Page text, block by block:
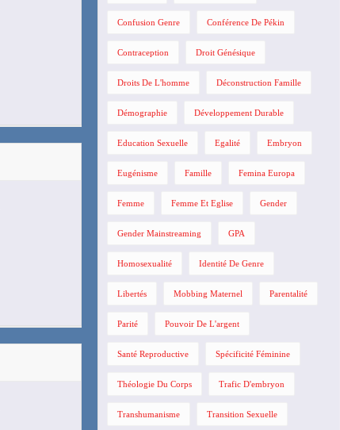
Confusion Genre Conférence De Pékin
Contraception Droit Génésique
Droits De L'homme Déconstruction Famille
Démographie Développement Durable
Education Sexuelle Egalité Embryon
Eugénisme Famille Femina Europa
Femme Femme Et Eglise Gender
Gender Mainstreaming GPA
Homosexualité Identité De Genre
Libertés Mobbing Maternel Parentalité
Parité Pouvoir De L'argent
Santé Reproductive Spécificité Féminine
Théologie Du Corps Trafic D'embryon
Transhumanisme Transition Sexuelle